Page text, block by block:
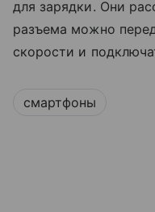
для зарядки. Они
разъема можно
скорости и
смартфоны